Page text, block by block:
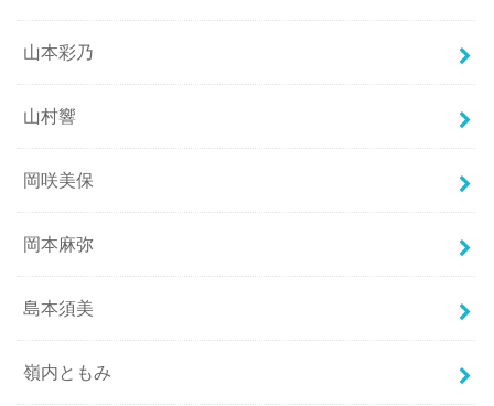
山本彩乃
山村響
岡咲美保
岡本麻弥
島本須美
嶺内ともみ